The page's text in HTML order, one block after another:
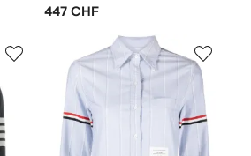
447 CHF